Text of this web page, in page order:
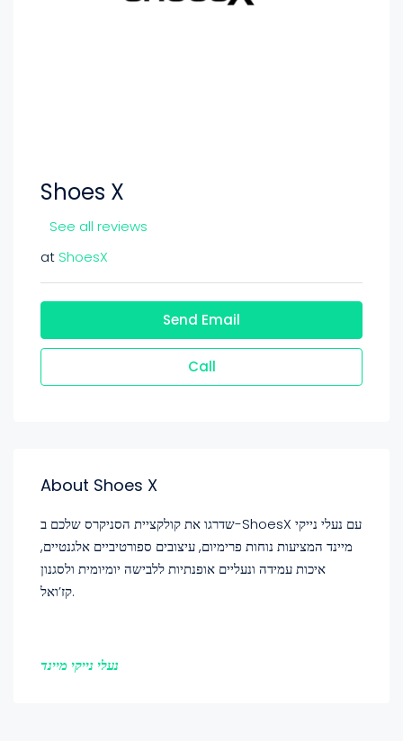
Shoes X
See all reviews
atShoesX
Send Email
Call
About Shoes X
שדרגו את קולקציית הסניקרס שלכם ב-ShoesX עם נעלי נייקי
מיינד המציעות נוחות פרימיום, עיצובים ספורטיביים אלגנטיים,
איכות עמידה ונעליים אופנתיות ללבישה יומיומית ולסגנון
קז’ואל.
נעלי נייקי מיינד